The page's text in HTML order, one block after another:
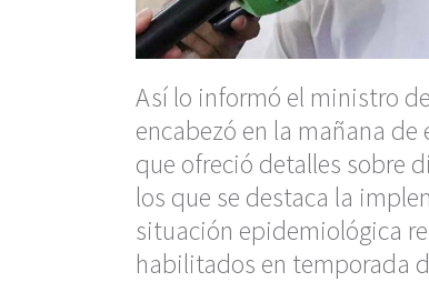
Así lo informó el ministro
encabezó en la mañana de
que ofreció detalles sobre
los que se destaca la
situación epidemiológica
habilitados en temporada